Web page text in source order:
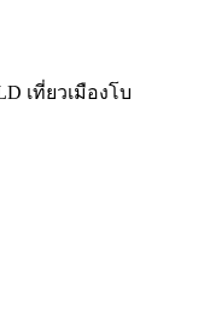
เที่ยวเมืองโบ